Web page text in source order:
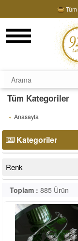
Tüm Kategoriler
Anasayfa
Kategoriler
Renk
Toplam : 885 Ürün